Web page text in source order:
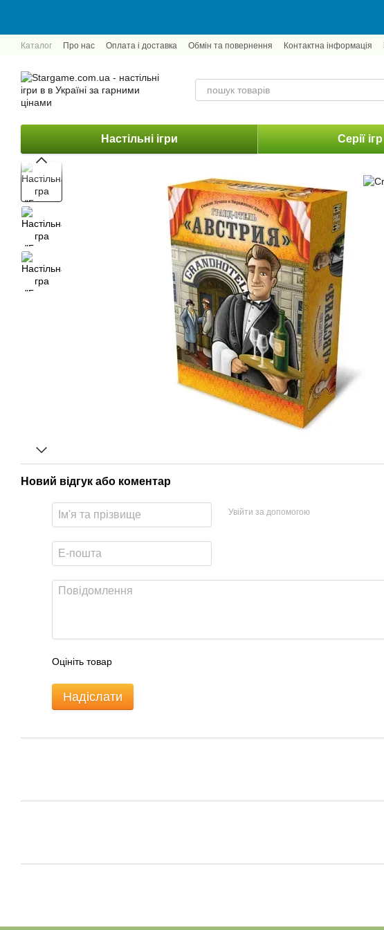
Каталог Про нас Оплата і доставка Обмін та повернення Контактна інформація
Настільні ігри Серії ігр
Новий відгук або коментар
Увійти за допомогою
Оцініть товар
Надіслати